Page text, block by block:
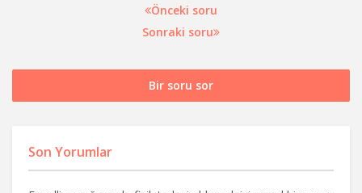
Önceki soru
Sonraki soru
Bir soru sor
Son Yorumlar